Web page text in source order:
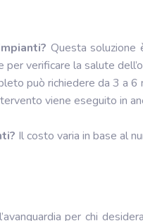
Questa soluzione
verificare la salute
può richiedere da 3 a
viene eseguito in
Il costo varia in base al
per chi